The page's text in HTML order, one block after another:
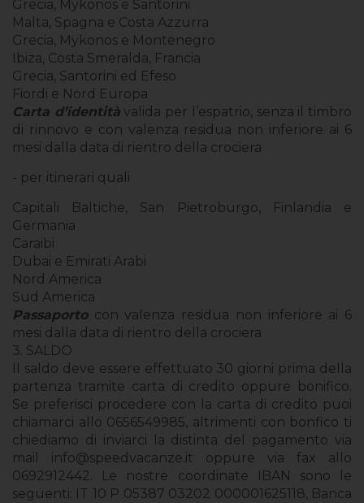
Grecia, Mykonos e Santorini
Malta, Spagna e Costa Azzurra
Grecia, Mykonos e Montenegro
Ibiza, Costa Smeralda, Francia
Grecia, Santorini ed Efeso
Fiordi e Nord Europa
Carta d’identitàvalida per l’espatrio, senza il timbro
di rinnovo e con valenza residua non inferiore ai 6
mesi dalla data di rientro della crociera
- per itinerari quali
Capitali Baltiche, San Pietroburgo, Finlandia e
Germania
Caraibi
Dubai e Emirati Arabi
Nord America
Sud America
Passaportocon valenza residua non inferiore ai 6
mesi dalla data di rientro della crociera
3. SALDO
Il saldo deve essere effettuato 30 giorni prima della
partenza tramite carta di credito oppure bonifico.
Se preferisci procedere con la carta di credito puoi
chiamarci allo 0656549985, altrimenti con bonfico ti
chiediamo di inviarci la distinta del pagamento via
mail info@speedvacanze.it oppure via fax allo
0692912442. Le nostre coordinate IBAN sono le
seguenti: IT 10 P 05387 03202 000001625118, Banca